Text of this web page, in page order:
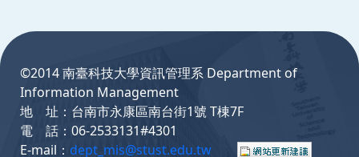
©2014 南臺科技大學資訊管理系 Department of
Information Management
地 址：台南市永康區南台街1號 T棟7F
電 話：06-2533131#4301
E-mail： dept_mis@stust.edu.tw